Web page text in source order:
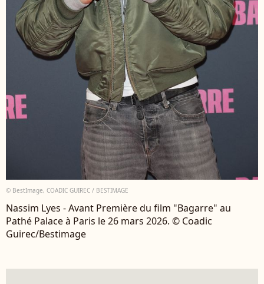
© BestImage, COADIC GUIREC / BESTIMAGE
Nassim Lyes - Avant Première du film "Bagarre" au
Pathé Palace à Paris le 26 mars 2026. © Coadic
Guirec/Bestimage